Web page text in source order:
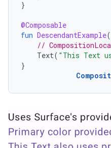
}
@Composable
fun DescendantExample
//
Text( "This Text
}